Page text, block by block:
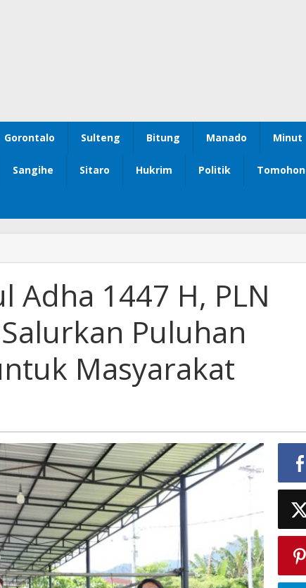
Gorontalo Sulteng Bitung Manado Minut
Sangihe Sitaro Hukrim Politik Tomohon
Adha 1447 H, PLN
Puluhan
Masyarakat